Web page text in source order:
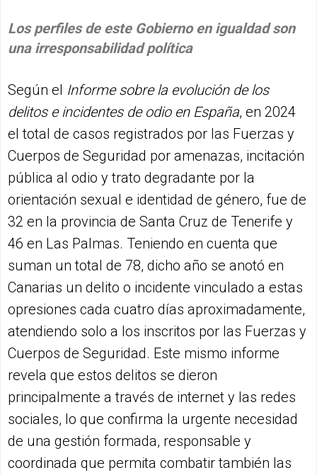
Los perfiles de este Gobierno en igualdad son
una irresponsabilidad política
Según el Informe sobre la evolución de los
delitos e incidentes de odio en España, en 2024
el total de casos registrados por las Fuerzas y
Cuerpos de Seguridad por amenazas, incitación
pública al odio y trato degradante por la
orientación sexual e identidad de género, fue de
32 en la provincia de Santa Cruz de Tenerife y
46 en Las Palmas. Teniendo en cuenta que
suman un total de 78, dicho año se anotó en
Canarias un delito o incidente vinculado a estas
opresiones cada cuatro días aproximadamente,
atendiendo solo a los inscritos por las Fuerzas y
Cuerpos de Seguridad. Este mismo informe
revela que estos delitos se dieron
principalmente a través de internet y las redes
sociales, lo que confirma la urgente necesidad
de una gestión formada, responsable y
coordinada que permita combatir también las